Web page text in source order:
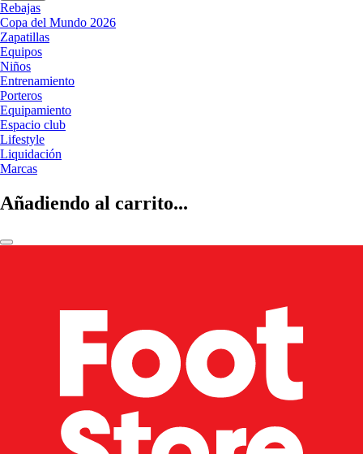
Rebajas
Copa del Mundo 2026
Zapatillas
Equipos
Niños
Entrenamiento
Porteros
Equipamiento
Espacio club
Lifestyle
Liquidación
Marcas
Añadiendo al carrito...